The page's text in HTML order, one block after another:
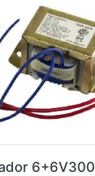
6+6V300